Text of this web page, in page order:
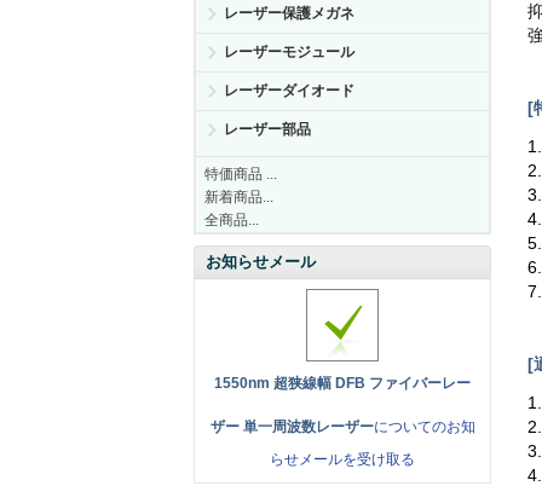
レーザー保護メガネ
レーザーモジュール
レーザーダイオード
レーザー部品
特価商品 ...
新着商品...
全商品...
お知らせメール
1550nm 超狭線幅 DFB ファイバーレー
ザー 単一周波数レーザーについてのお知
らせメールを受け取る
[
[